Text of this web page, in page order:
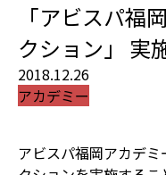
「アビスパ福
クション」 実
2018.12.26
アカデミー
アビスパ福岡アカデ